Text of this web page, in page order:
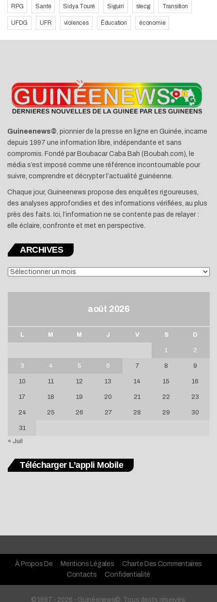
RPG Santé Sidya Touré Siguiri slecg Transition
UFDG UFR violences Éducation économie
Guineenews©, pionnier de la presse en ligne en Guinée, incarne
depuis 1997 une information libre, indépendante et sans
compromis. Fondé par Boubacar Caba Bah (Boubah.com), le
média s’est imposé comme une référence incontournable pour
suivre, comprendre et décrypter l’actualité guinéenne.
Chaque jour, Guineenews propose des enquêtes rigoureuses,
des analyses approfondies et des informations vérifiées, au plus
près des faits. Ici, l’information ne se contente pas de relayer :
elle éclaire, confronte et met en perspective.
ARCHIVES
ARCHIVES
août 2026
L M M J V S D
1 2
3 4 5 6 7 8 9
10 11 12 13 14 15 16
17 18 19 20 21 22 23
24 25 26 27 28 29 30
31
« Juil
Télécharger L’appli Mobile
À Propos De Mentions Légales
Charte Des Commentaires
Contacts
Confidentialité
©1997 - 2026 - Guinéenews©. Tous droits réservés.